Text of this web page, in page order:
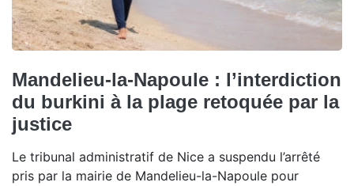
Mandelieu-la-Napoule : l’interdiction
du burkini à la plage retoquée par la
justice
Le tribunal administratif de Nice a suspendu l’arrêté
pris par la mairie de Mandelieu-la-Napoule pour